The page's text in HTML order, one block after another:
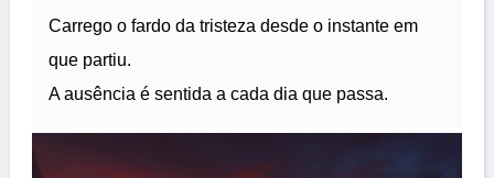
Carrego o fardo da tristeza desde o instante em
que partiu.
A ausência é sentida a cada dia que passa.